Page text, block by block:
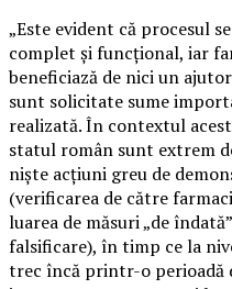
„Este evident că procesul
complet și funcțional, iar
beneficiază de nici un
sunt solicitate sume
realizată. În contextul
statul român sunt extrem
niște acțiuni greu de
(verificarea de către
luarea de măsuri „de
falsificare), în timp ce la
trec încă printr-o perioadă